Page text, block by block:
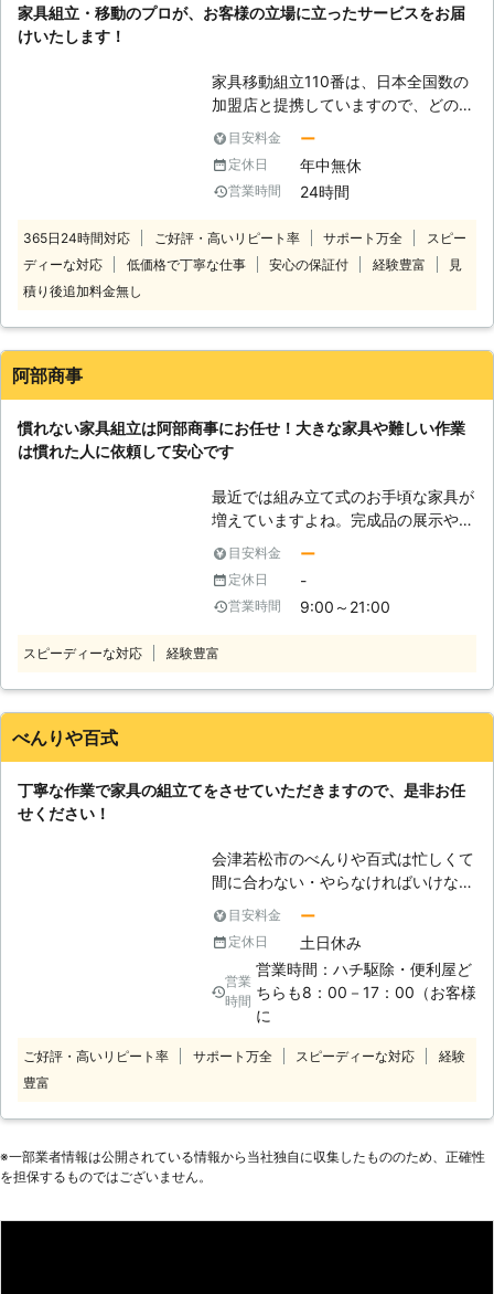
家具組立・移動のプロが、お客様の立場に立ったサービスをお届
けいたします！
家具移動組立110番は、日本全国数の
加盟店と提携していますので、どの地
方にお住まいのお客様でも迅速に対応
いたします。 コールセンターでは24
時間365日年中無休でお電話を受け付
けています。 深夜でも早朝でもお客
話ください。 コールセンターのスタ
ッフがお客様のお悩みをお聞きしま
ほしい」 「説明書を見ても家具の組
り、お悩みのお客様はぜひ家具移動組
立110番をご利用ください。 大きくて
移動が大変だった家具も、組立が難し
豊富なベテランが迅速に解決します。
家具移動組立110番では、家具の組立
作業や移動作業にお困りのお客様に喜
目安料金 ー
定休日 年中無休
営業時間 24時間
365日24時間対応 ご好評・高いリピート率 サポート万全
スピー
ディーな対応
低価格で丁寧な仕事 安心の保証付 経験豊富
見
積り後追加料金無し
阿部商事
慣れない家具組立は阿部商事にお任せ！大きな家具や難しい作業
は慣れた人に依頼して安心です
最近では組み立て式のお手頃な家具が
増えていますよね。完成品の展示や写
真を見て「これにしよう！」と決めて
もいざ家に届くと「組み立てが大
変……」という事態があるかと思いま
す。特に大型家具となれば、一人暮ら
「ベッドを組み立てたいけど、重すぎ
い。当店は福島県のみなさまのお困り
は、まずはご相談くださいませ。
●「自分じゃ組み立てられない！」と
いうときは当店へ！ 大きな家具や複
雑な構造の家具は「自分で組み立てる
自信がない」という方も多いのではな
いでしょうか。ほかにも忙しかった
り、組み立てるのが面倒だったりして
「家具を購入したはいいものの、まだ
使ってない……」というときには、当
無理やり組み立てようとしても床や壁
損してしまったりすることがありま
目安料金 ー
定休日 -
営業時間 9:00～21:00
スピーディーな対応 経験豊富
べんりや百式
丁寧な作業で家具の組立てをさせていただきますので、是非お任
せください！
会津若松市のべんりや百式は忙しくて
間に合わない・やらなければいけない
のだけれど等のちょっとした手伝って
欲しい事をサポートしている街の便利
屋です。便利屋事業は創業10周年を
迎えこれからも地域に根差したサービ
スを展開して参ります。 最近の家具
は組み立てて作る物が多く、組み立て
作業に苦労されている方もいらっしゃ
るのではないでしょうか？弊社では難
ッフは豊富な経験と実績がございます
目安料金 ー
定休日 土日休み
営業
時間
営業時間：ハチ駆除・便利屋ど
ちらも8：00－17：00（お客様
に
ご好評・高いリピート率 サポート万全 スピーディーな対応
経験
豊富
※⼀部業者情報は公開されている情報から当社独⾃に収集したもののため、正確性
を担保するものではございません。